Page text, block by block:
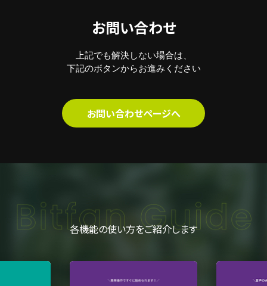
お問い合わせ
上記でも解決しない場合は、
下記のボタンからお進みください
お問い合わせページへ
各機能の使い方をご紹介します